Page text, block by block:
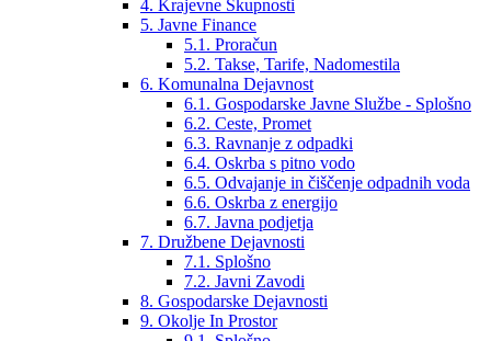
4. Krajevne Skupnosti
5. Javne Finance
5.1. Proračun
5.2. Takse, Tarife, Nadomestila
6. Komunalna Dejavnost
6.1. Gospodarske Javne Službe - Splošno
6.2. Ceste, Promet
6.3. Ravnanje z odpadki
6.4. Oskrba s pitno vodo
6.5. Odvajanje in čiščenje odpadnih voda
6.6. Oskrba z energijo
6.7. Javna podjetja
7. Družbene Dejavnosti
7.1. Splošno
7.2. Javni Zavodi
8. Gospodarske Dejavnosti
9. Okolje In Prostor